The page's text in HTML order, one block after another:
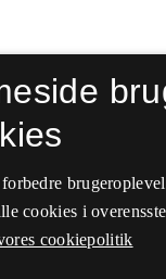
cookies i
cookiepolitik